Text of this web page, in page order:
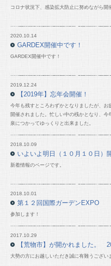
コロナ状況下、感染拡大防止に努めながら開
2020.10.14
GARDEX開催中です！
GARDEX開催中です！
2019.12.24
【2019年】忘年会開催！
今年も残すところわずかとなりましたが、お
開催されました。忙しい中の桟かとなり、今
泉につかってゆっくりと出来ました。
2018.10.09
いよいよ明日（１０月１０日）
新着情報のページです。
2018.10.01
第１２回国際ガーデンEXPO
参加します！
2017.10.29
【荒物市】が開かれました。
大勢の方にお越しいただき誠に有難うござい